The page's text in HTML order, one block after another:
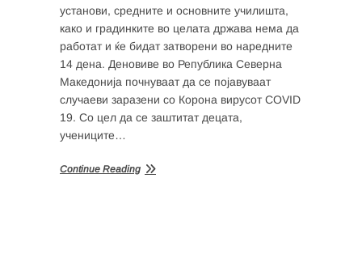
установи, средните и основните училишта,
како и градинките во целата држава нема да
работат и ќе бидат затворени во наредните
14 дена. Деновиве во Република Северна
Македонија почнуваат да се појавуваат
случаеви заразени со Корона вирусот COVID
19. Со цел да се заштитат децата,
учениците…
Continue Reading